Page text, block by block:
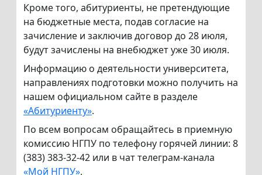
Кроме того, абитуриенты, не претендующие
на бюджетные места, подав согласие на
зачисление и заключив договор до 28 июля,
будут зачислены на внебюджет уже 30 июля.
Информацию о деятельности университета,
направлениях подготовки можно получить на
нашем официальном сайте в разделе
«Абитуриенту».
По всем вопросам обращайтесь в приемную
комиссию НГПУ по телефону горячей линии: 8
(383) 383-32-42 или в чат телеграм-канала
«Мой НГПУ».